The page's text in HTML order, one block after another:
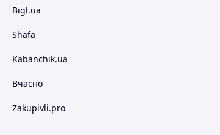
Bigl.ua
Shafa
Kabanchik.ua
Вчасно
Zakupivli.pro